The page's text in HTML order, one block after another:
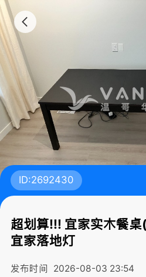
ID:2692430
超划算!!! 宜家实木餐
宜家落地灯
发布时间 2026-08-03 23:54